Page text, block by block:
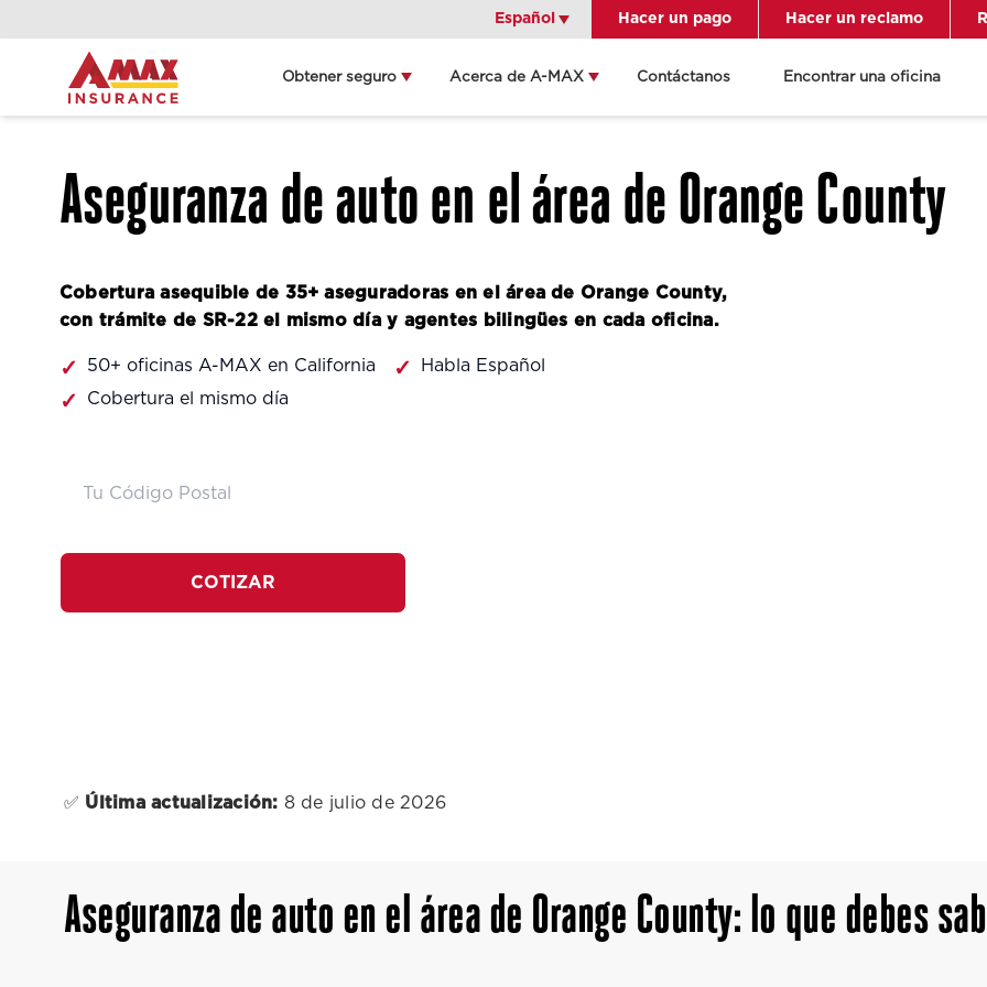
Detalles de la
ubicación
Español
Español Hacer un pago Hacer un reclamo
Home
Obtener seguro Acerca de A-MAX Contáctanos Encontrar una oficina
Aseguranza de auto en el área de Orange County
Cobertura asequible de 35+ aseguradoras en el área de Orange County,
con trámite de SR-22 el mismo día y agentes bilingües en cada oficina.
50+ oficinas A-MAX en California
Habla Español
Cobertura el mismo día
COTIZAR
✅ Última actualización: 8 de julio de 2026
Aseguranza de auto en el área de Orange County: lo que debes